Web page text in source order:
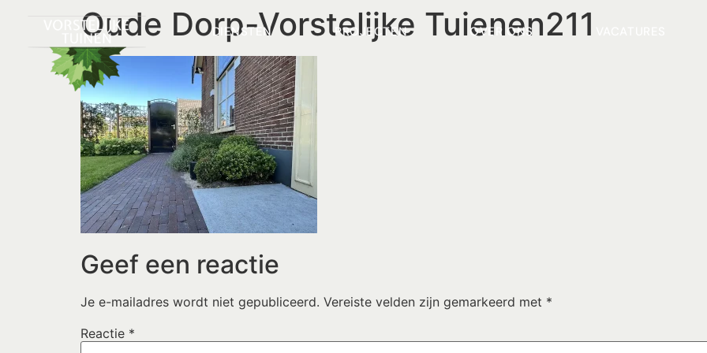
DIENSTEN PROJECTEN OVER ONS
Oude Dorp-Vorstelijke Tuienen211
Geef een reactie
Je e-mailadres wordt niet gepubliceerd. Vereiste velden zijn gemarkeerd met *
Reactie *